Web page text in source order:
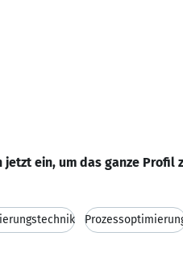
jetzt ein, um das ganze Profil